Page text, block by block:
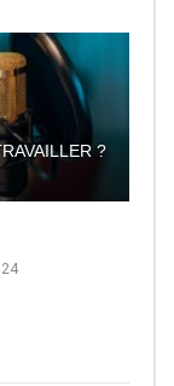
?